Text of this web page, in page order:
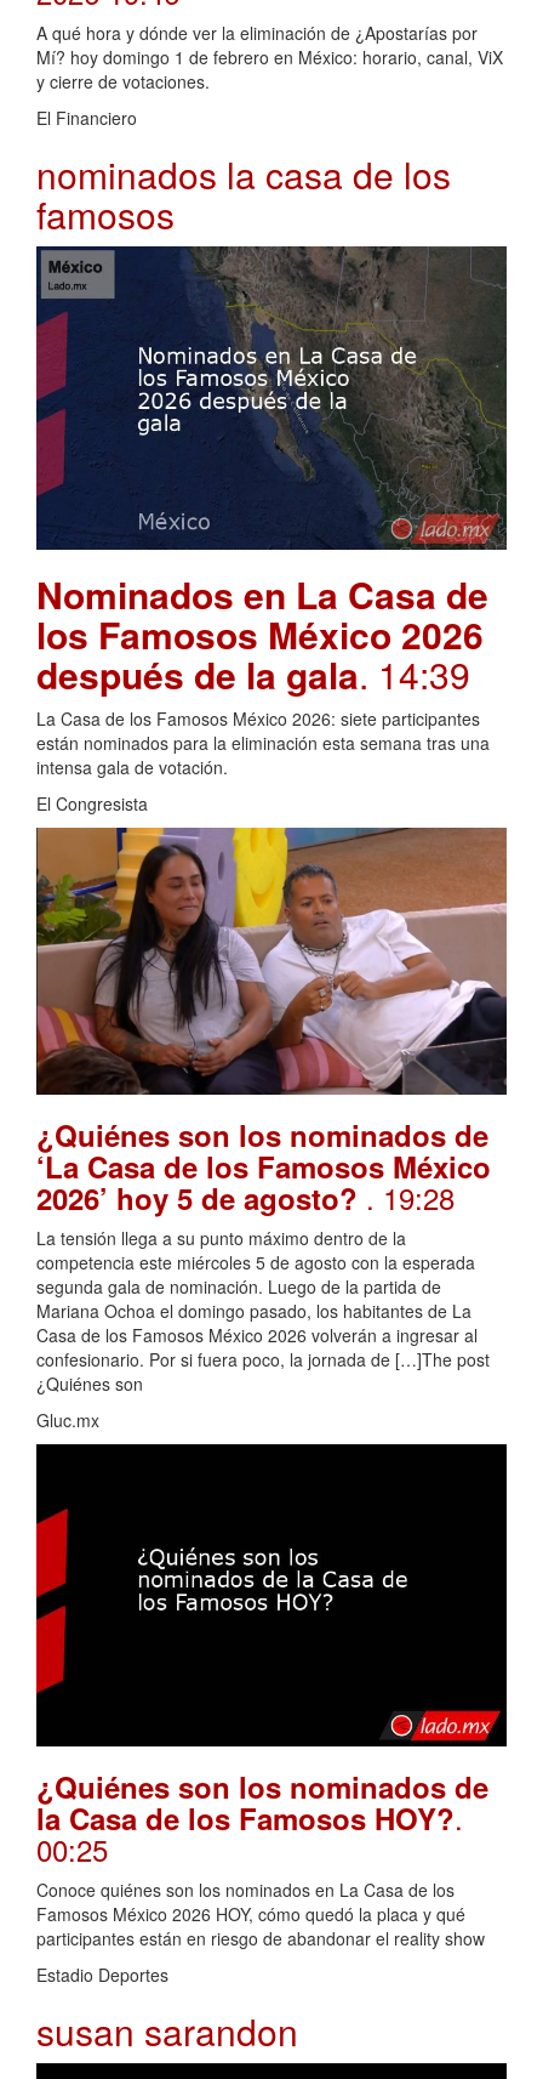
A qué hora y dónde ver la eliminación de ¿Apostarías por
Mí? hoy domingo 1 de febrero en México: horario, canal, ViX
y cierre de votaciones.
El Financiero
nominados la casa de los
famosos
Nominados en La Casa de
los Famosos México 2026
después de la gala. 14:39
La Casa de los Famosos México 2026: siete participantes
están nominados para la eliminación esta semana tras una
intensa gala de votación.
El Congresista
¿Quiénes son los nominados de
‘La Casa de los Famosos México
2026’ hoy 5 de agosto? . 19:28
La tensión llega a su punto máximo dentro de la
competencia este miércoles 5 de agosto con la esperada
segunda gala de nominación. Luego de la partida de
Mariana Ochoa el domingo pasado, los habitantes de La
Casa de los Famosos México 2026 volverán a ingresar al
confesionario. Por si fuera poco, la jornada de […]The post
¿Quiénes son
Gluc.mx
¿Quiénes son los nominados de
la Casa de los Famosos HOY?.
00:25
Conoce quiénes son los nominados en La Casa de los
Famosos México 2026 HOY, cómo quedó la placa y qué
participantes están en riesgo de abandonar el reality show
Estadio Deportes
susan sarandon